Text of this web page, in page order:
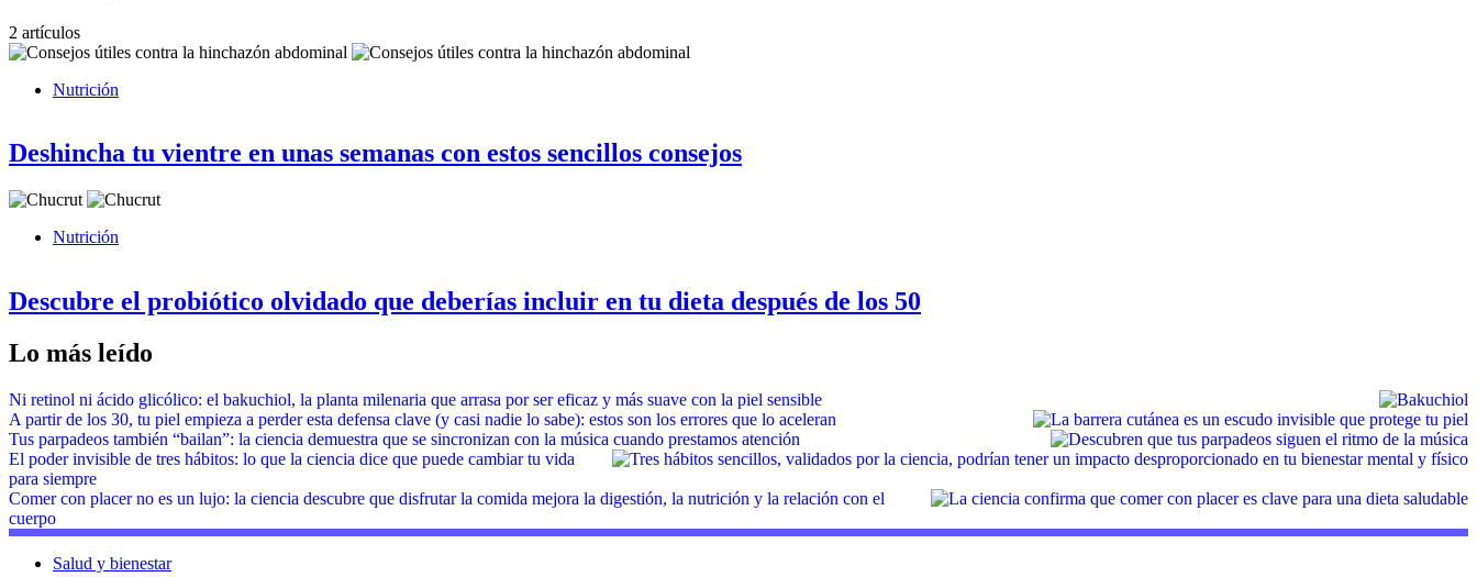
2 artículos
Nutrición
Deshincha tu vientre en unas semanas con estos sencillos consejos
Nutrición
Descubre el probiótico olvidado que deberías incluir en tu dieta después de los 50
Lo más leído
Ni retinol ni ácido glicólico: el bakuchiol, la planta milenaria que arrasa por ser eficaz y más suave con la piel sensible
A partir de los 30, tu piel empieza a perder esta defensa clave (y casi nadie lo sabe): estos son los errores que lo aceleran
Tus parpadeos también “bailan”: la ciencia demuestra que se sincronizan con la música cuando prestamos atención
El poder invisible de tres hábitos: lo que la ciencia dice que puede cambiar tu vida
para siempre
Comer con placer no es un lujo: la ciencia descubre que disfrutar la comida mejora la digestión, la nutrición y la relación con el
cuerpo
Salud y bienestar